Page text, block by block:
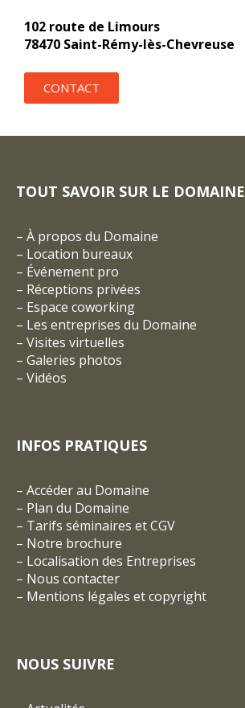
102 route de Limours
78470 Saint-Rémy-lès-Chevreuse
CONTACT
TOUT SAVOIR SUR LE DOMAINE
– À propos du Domaine
– Location bureaux
– Événement pro
– Réceptions privées
– Espace coworking
– Les entreprises du Domaine
– Visites virtuelles
– Galeries photos
– Vidéos
INFOS PRATIQUES
– Accéder au Domaine
– Plan du Domaine
– Tarifs séminaires et CGV
– Notre brochure
– Localisation des Entreprises
– Nous contacter
– Mentions légales et copyright
NOUS SUIVRE